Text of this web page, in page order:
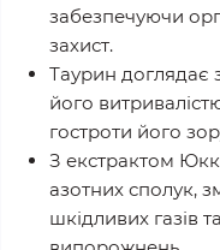
забезпечуючи
захист.
Таурин доглядає
його
гостроти його
З екстрактом
азотних сполук,
шкідливих газів